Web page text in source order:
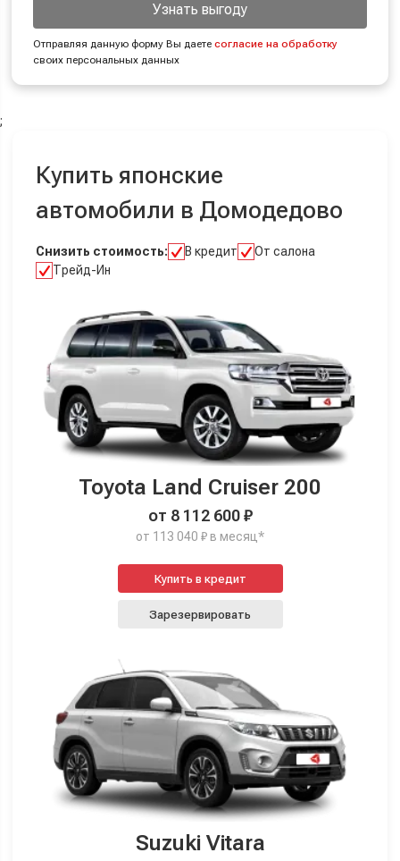
Узнать выгоду
Отправляя данную форму Вы даетесогласие на обработку
своих персональных данных
;
Купить японские
автомобили в Домодедово
Снизить стоимость: В кредит
От салона
Трейд-Ин
Toyota Land Cruiser 200
от 8 112 600 ₽
от 113 040 ₽ в месяц*
Купить в кредит
Зарезервировать
Suzuki Vitara